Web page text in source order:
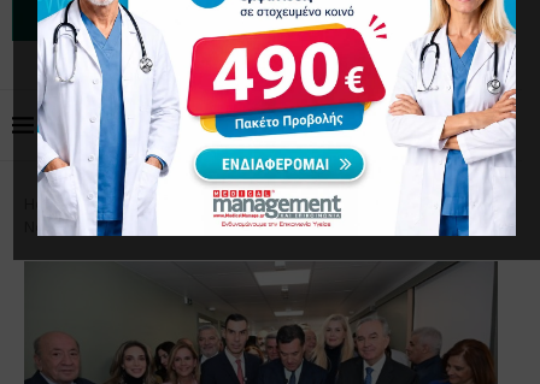
Home Επικαιρότητα
Εγκαινιάστηκε το νέο ΤΕΠ στο
Νοσοκομείο «Αγία Όλγα– Κωνσταντοπούλειο»